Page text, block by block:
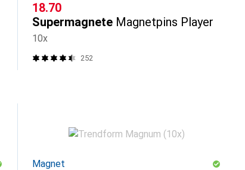
CHF
18.70
Supermagnete Magnetpins Player
10x
252
Magnet